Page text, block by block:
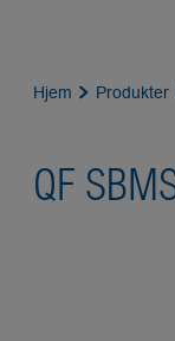
Hjem Produkter
QF